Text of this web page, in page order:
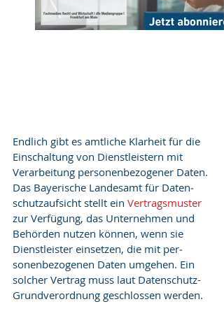
Endlich gibt es amtliche Klarheit für die
Einschaltung von Dienstleistern mit
Verarbeitung personen­bezo­ge­ner Daten.
Das Bayerische Landesamt für Daten­
schutz­aufsicht stellt ein Vertragsmuster
zur Verfü­gung, das Unternehmen und
Behörden nutzen können, wenn sie
Dienstleister einsetzen, die mit per­
sonenbezogenen Daten umgehen. Ein
solcher Vertrag muss laut Datenschutz-
Grundverordnung geschlossen werden.